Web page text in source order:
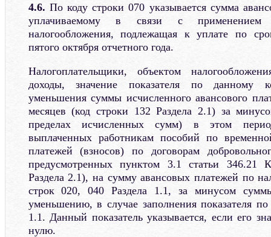
4.6. По коду строки 070 указывается сумма
уплачиваемому в связи с применением
налогообложения, подлежащая к уплате по
пятого октября отчетного года.
Налогоплательщики, объектом
доходы, значение показателя по данному
уменьшения суммы исчисленного авансового
месяцев (код строки 132 Раздела 2.1) за
пределах исчисленных сумм) в этом
выплаченных работникам пособий по
платежей (взносов) по договорам
предусмотренных пунктом 3.1 статьи 346.21
Раздела 2.1), на сумму авансовых платежей по
строк 020, 040 Раздела 1.1, за минусом
уменьшению, в случае заполнения показателя
1.1. Данный показатель указывается, если его
нулю.